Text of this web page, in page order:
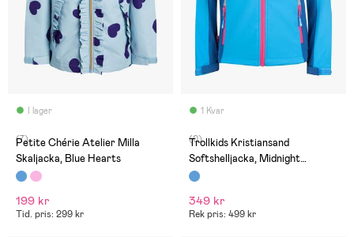
I lager
(7)
Petite Chérie Atelier Milla
Skaljacka, Blue Hearts
199 kr
Tid. pris: 299 kr
1 Kvar
(0)
Trollkids Kristiansand
Softshelljacka, Midnight
Blue/Cerulean
349 kr
Rek pris: 499 kr